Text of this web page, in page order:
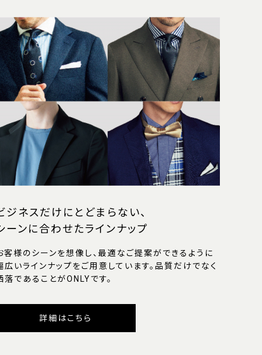
ジネスだけにとどまらない、
ーンに合わせたラインナップ
客様のシーンを想像し、最適なご提案ができるように
広いラインナップをご用意しています。品質だけでなく
落であることがONLYです。
詳細はこちら